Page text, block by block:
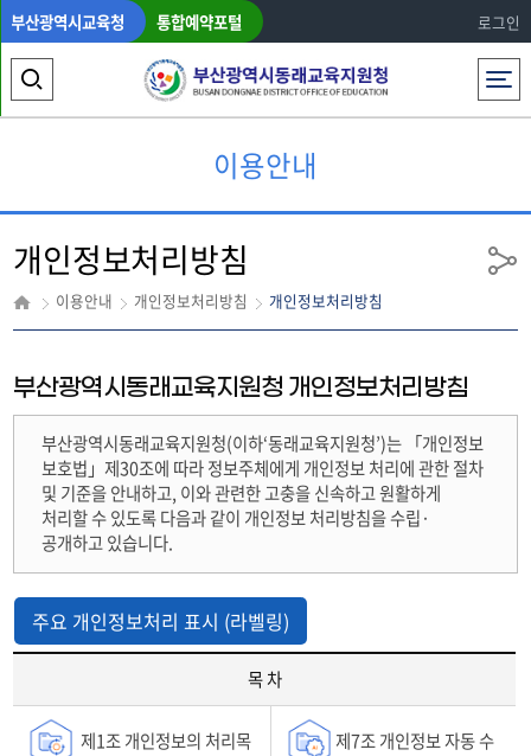
부산광역시교육청 통합예약포털 로그인
전체메뉴
색
역
열
기
이용안내
개인정보처리방침
이용안내 개인정보처리방침 개인정보처리방침
공
부산광역시동래교육지원청 개인정보처리방침
부산광역시동래교육지원청(이하‘동래교육지원청’)는 「개인정보
보호법」제30조에 따라 정보주체에게 개인정보 처리에 관한 절차
및 기준을 안내하고, 이와 관련한 고충을 신속하고 원활하게
처리할 수 있도록 다음과 같이 개인정보 처리방침을 수립·
공개하고 있습니다.
주요 개인정보처리 표시 (라벨링)
「개
목 차
제1조 개인정보의 처리목
제7조 개인정보 자동 수